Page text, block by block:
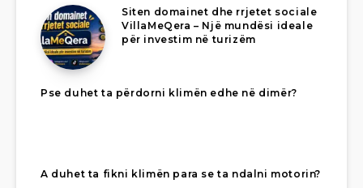
Siten domainet dhe rrjetet sociale
VillaMeQera – Një mundësi ideale
për investim në turizëm
Pse duhet ta përdorni klimën edhe në dimër?
A duhet ta fikni klimën para se ta ndalni motorin?